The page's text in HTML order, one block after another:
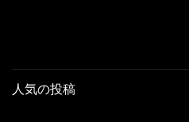
人気の投稿